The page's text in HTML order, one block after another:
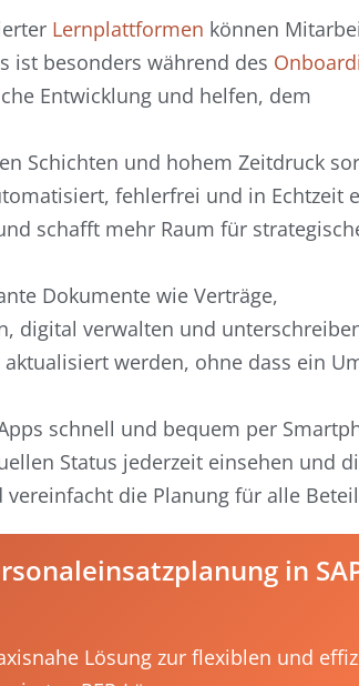
Lernplattformen können
ist besonders während des
Entwicklung und helfen, dem
Schichten und hohem Zeitdruck
fehlerfrei und in Echtzeit
schafft mehr Raum für
Dokumente wie Verträge,
digital verwalten und
werden, ohne dass ein
schnell und bequem per
Status jederzeit einsehen und
die Planung für alle
in
Lösung zur flexiblen und